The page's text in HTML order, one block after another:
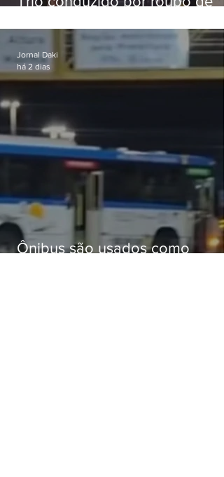
passagens
Ônibus são usados como
Jornal Daki
há 2 dias